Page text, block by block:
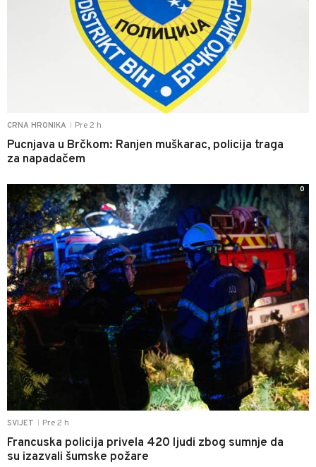
CRNA HRONIKA Pre 2 h
Pucnjava u Brčkom: Ranjen muškarac, policija traga
za napadačem
SVIJET Pre 2 h
Francuska policija privela 420 ljudi zbog sumnje da
su izazvali šumske požare
0